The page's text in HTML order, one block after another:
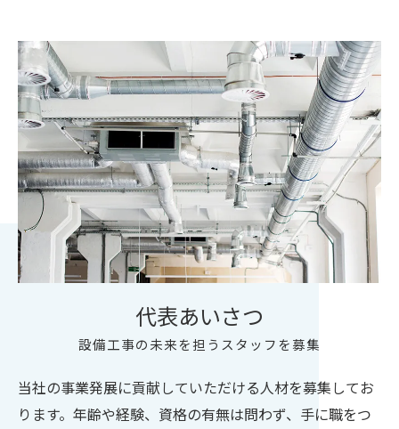
代表あいさつ
設備工事の未来を担うスタッフを募集
当社の事業発展に貢献していただける人材を募集してお
ります。年齢や経験、資格の有無は問わず、手に職をつ